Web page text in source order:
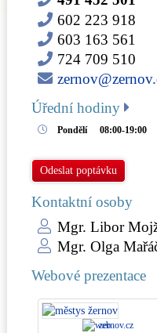
602 223 918
603 163 561
724 709 510
Úřední hodiny
Pondělí 08:00-19:00
Odeslat poptávku
Kontaktní osoby
Mgr. Libor
Mgr. Olga
Webové prezentace
zernov.cz